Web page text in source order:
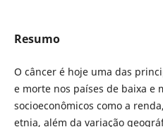
Resumo
O câncer é hoje uma das
e morte nos países de baixa e
socioeconômicos como a
etnia, além da variação